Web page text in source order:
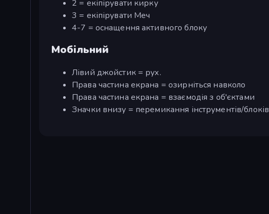
2 = екіпірувати кирку
3 = екіпірувати Меч
4-7 = оснащення активного блоку
Мобільний
Лівий джойстик = рух.
Права частина екрана = озирніться навколо
Права частина екрана = взаємодія з об'єктами
Значки внизу = перемикання інструментів/блоків